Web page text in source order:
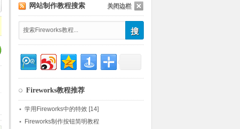
关闭边栏
网站制作教程搜索
Fireworks教程推荐
学用Fireworks中的特效 [14]
Fireworks制作按钮简明教程